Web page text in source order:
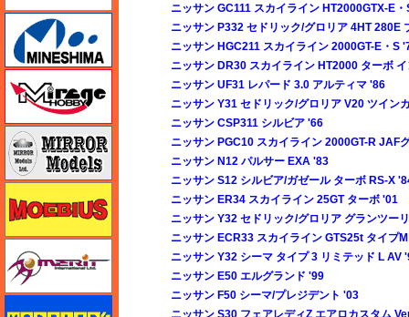
ニッサン GC111 スカイライン HT2000GTX-E
ニッサン P332 セドリック/グロリア 4HT 280E
ニッサン HGC211 スカイライン 2000GT-E・S
ニッサン DR30 スカイライン HT2000 ターボ
ニッサン UF31 レパード 3.0 アルティマ '86
ニッサン Y31 セドリック/グロリア V20 ツイン
ニッサン CSP311 シルビア '66
ニッサン PGC10 スカイライン 2000GT-R JAF
ニッサン N12 パルサー EXA '83
ニッサン S12 シルビア/ガゼール ターボ RS-X
ニッサン ER34 スカイライン 25GT ターボ '01
ニッサン Y32 セドリック/グロリア グランツー
ニッサン ECR33 スカイライン GTS25t タイプ
ニッサン Y32 シーマ タイプ 3 リミテッド L AV
ニッサン E50 エルグランド '99
ニッサン F50 シーマ/プレジデント '03
ニッサン S30 フェアレディZ エアロカスタム
ミラージュホビー
メリットインターナショナル